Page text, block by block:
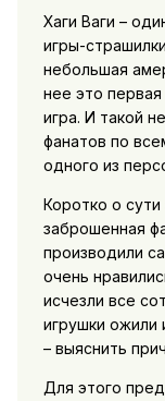
Хаги Ваги –
игры-
небольшая
нее это
игра. И такой
фанатов по
одного из
Коротко о
заброшенная
производили
очень
исчезли все
игрушки ожили
– выяснить
Для этого